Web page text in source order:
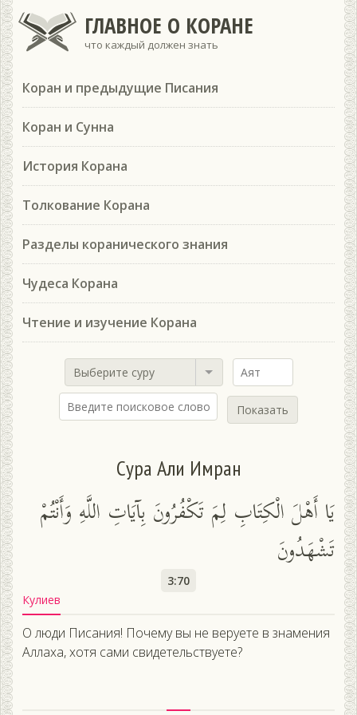
ГЛАВНОЕ О КОРАНЕ
что каждый должен знать
Коран и предыдущие Писания
Коран и Сунна
История Корана
Толкование Корана
Разделы коранического знания
Чудеса Корана
Чтение и изучение Корана
Выберите суру
Показать
Сура Али Имран
يَا أَهْلَ الْكِتَابِ لِمَ تَكْفُرُونَ بِآيَاتِ اللَّهِ وَأَنْتُمْ
تَشْهَدُونَ
3:70
Кулиев
О люди Писания! Почему вы не веруете в знамения
Аллаха, хотя сами свидетельствуете?